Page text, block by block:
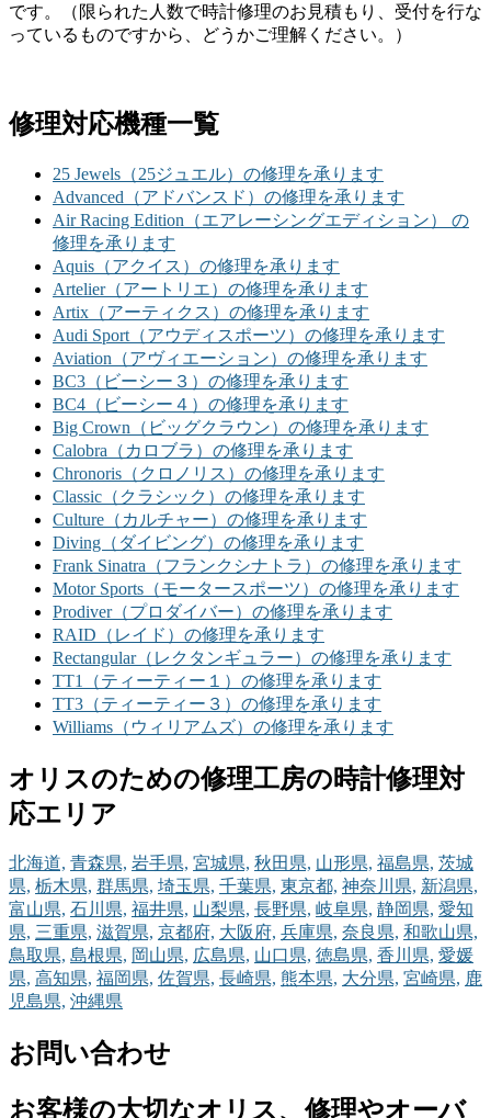
です。（限られた人数で時計修理のお見積もり、受付を行な
っているものですから、どうかご理解ください。）
修理対応機種一覧
25 Jewels（25ジュエル）の修理を承ります
Advanced（アドバンスド）の修理を承ります
Air Racing Edition（エアレーシングエディション） の
修理を承ります
Aquis（アクイス）の修理を承ります
Artelier（アートリエ）の修理を承ります
Artix（アーティクス）の修理を承ります
Audi Sport（アウディスポーツ）の修理を承ります
Aviation（アヴィエーション）の修理を承ります
BC3（ビーシー３）の修理を承ります
BC4（ビーシー４）の修理を承ります
Big Crown（ビッグクラウン）の修理を承ります
Calobra（カロブラ）の修理を承ります
Chronoris（クロノリス）の修理を承ります
Classic（クラシック）の修理を承ります
Culture（カルチャー）の修理を承ります
Diving（ダイビング）の修理を承ります
Frank Sinatra（フランクシナトラ）の修理を承ります
Motor Sports（モータースポーツ）の修理を承ります
Prodiver（プロダイバー）の修理を承ります
RAID（レイド）の修理を承ります
Rectangular（レクタンギュラー）の修理を承ります
TT1（ティーティー１）の修理を承ります
TT3（ティーティー３）の修理を承ります
Williams（ウィリアムズ）の修理を承ります
オリスのための修理工房の時計修理対
応エリア
北海道, 青森県, 岩手県, 宮城県, 秋田県, 山形県, 福島県, 茨城
県, 栃木県, 群馬県, 埼玉県, 千葉県, 東京都, 神奈川県, 新潟県,
富山県, 石川県, 福井県, 山梨県, 長野県, 岐阜県, 静岡県, 愛知
県, 三重県, 滋賀県, 京都府, 大阪府, 兵庫県, 奈良県, 和歌山県,
鳥取県, 島根県, 岡山県, 広島県, 山口県, 徳島県, 香川県, 愛媛
県, 高知県, 福岡県, 佐賀県, 長崎県, 熊本県, 大分県, 宮崎県, 鹿
児島県, 沖縄県
お問い合わせ
お客様の大切なオリス、修理やオーバ